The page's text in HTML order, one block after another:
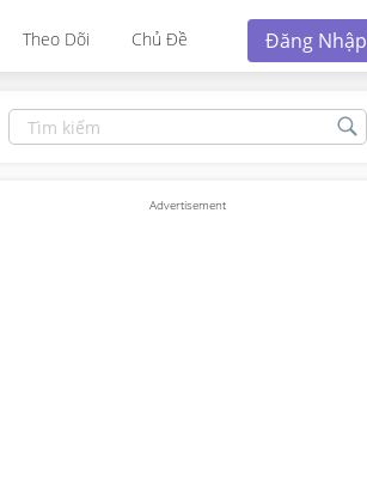
Theo Dõi Chủ Đề Đăng Nhập